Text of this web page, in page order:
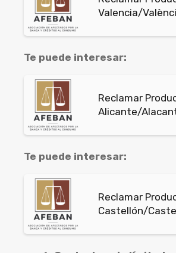
Valencia/
Te puede interesar:
Reclamar
Alicante/
Te puede interesar:
Reclamar
Castellón/